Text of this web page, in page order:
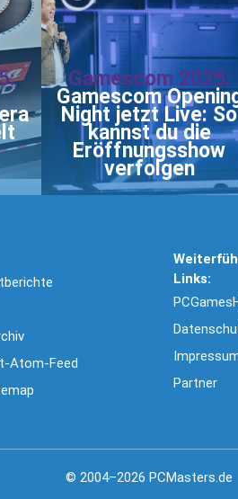
Gamescom 2025:
Gamescom
Night jetzt Live: So
kannst du die
Eröffnungsshow
verfolgen
Atom-Feed
Links:
Partner
© 2004–2026 PCMasters.de